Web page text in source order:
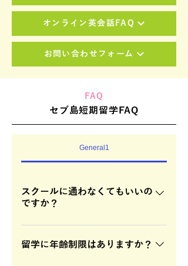
オンライン英会話FAQ
お問い合わせフォーム
FAQ
セブ島短期留学FAQ
General1
スクールに通わなくてもいいの
ですか？
基本的に滞在先でレッスンを行いま
すので、移動の必要はありません。
留学に年齢制限はありますか？